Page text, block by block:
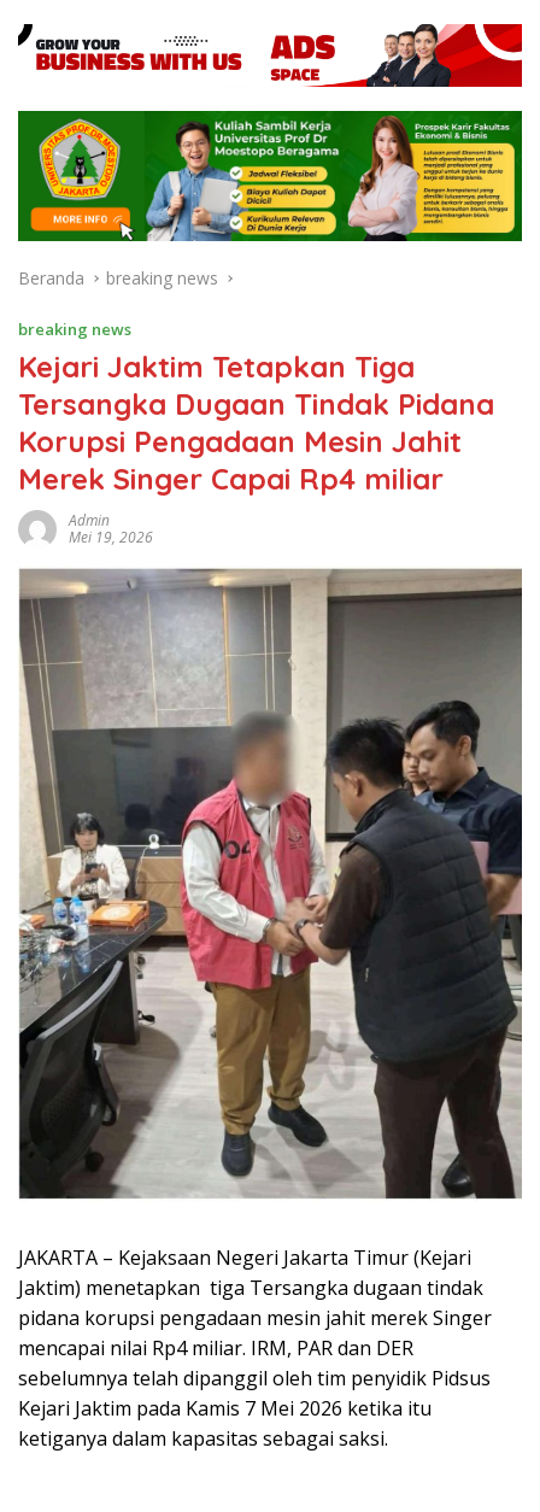
Beranda breaking news
breaking news
Kejari Jaktim Tetapkan Tiga
Tersangka Dugaan Tindak Pidana
Korupsi Pengadaan Mesin Jahit
Merek Singer Capai Rp4 miliar
Admin
Mei 19, 2026
JAKARTA – Kejaksaan Negeri Jakarta Timur (Kejari
Jaktim) menetapkan tiga Tersangka dugaan tindak
pidana korupsi pengadaan mesin jahit merek Singer
mencapai nilai Rp4 miliar. IRM, PAR dan DER
sebelumnya telah dipanggil oleh tim penyidik Pidsus
Kejari Jaktim pada Kamis 7 Mei 2026 ketika itu
ketiganya dalam kapasitas sebagai saksi.